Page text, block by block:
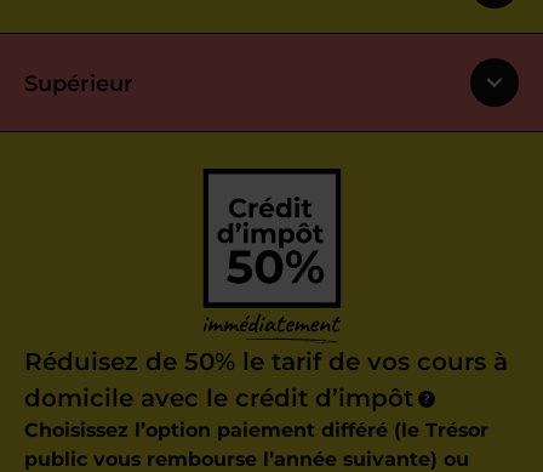
Supérieur
Réduisez de 50% le tarif de vos cours à
domicile avec le crédit d’impôt
?
Choisissez l’option paiement différé (le Trésor
public vous rembourse l’année suivante) ou